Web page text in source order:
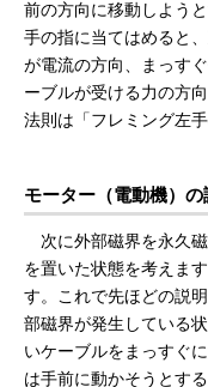
前の方向に移動しよう
手の指に当てはめると
が電流の方向、まっす
ーブルが受ける力の方
法則は「フレミング左
モーター（電動機）の
次に外部磁界を永久
を置いた状態を考えま
す。これで先ほどの説
部磁界が発生している
いケーブルをまっすぐ
は手前に動かそうとす